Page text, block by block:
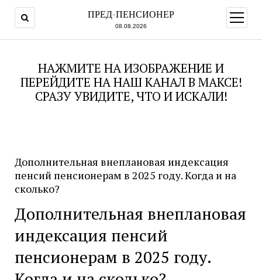
ПРЕД-ПЕНСИОНЕР
08.08.2026
меню
НАЖМИТЕ НА ИЗОБРАЖЕНИЕ И
ПЕРЕЙДИТЕ НА НАШ КАНАЛ В МАКСЕ!
СРАЗУ УВИДИТЕ, ЧТО И ИСКАЛИ!
Дополнительная внеплановая индексация
пенсий пенсионерам в 2025 году. Когда и на
сколько?
Дополнительная внеплановая
индексация пенсий
пенсионерам в 2025 году.